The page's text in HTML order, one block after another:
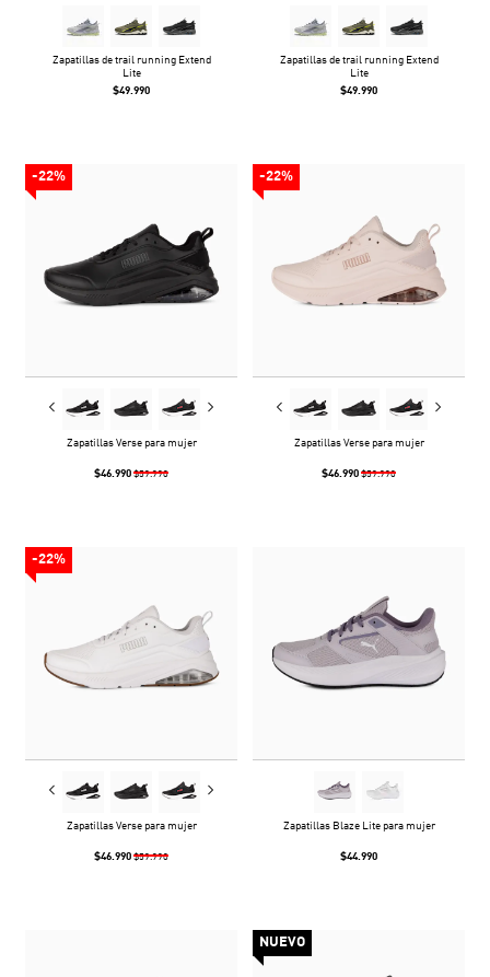
Zapatillas de trail running Extend
Lite
$49.990
Zapatillas de trail running Extend
Lite
$49.990
-22%
Zapatillas Verse para mujer
$46.990 $59.990
-22%
Zapatillas Verse para mujer
$46.990 $59.990
-22%
Zapatillas Verse para mujer
$46.990 $59.990
Zapatillas Blaze Lite para mujer
$44.990
NUEVO